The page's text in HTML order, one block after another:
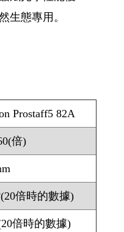
生態專用。
Prostaff5 82A
倍)
倍時的數據)
倍時的數據)